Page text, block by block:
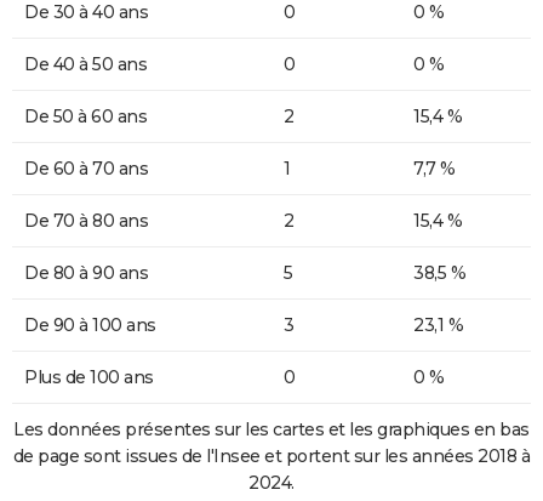
De 30 à 40 ans 0 0 %
De 40 à 50 ans 0 0 %
De 50 à 60 ans 2 15,4 %
De 60 à 70 ans 1 7,7 %
De 70 à 80 ans 2 15,4 %
De 80 à 90 ans 5 38,5 %
De 90 à 100 ans 3 23,1 %
Plus de 100 ans 0 0 %
Les données présentes sur les cartes et les graphiques en bas
de page sont issues de l'Insee et portent sur les années 2018 à
2024.